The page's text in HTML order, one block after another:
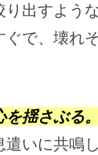
出すよう
で、壊れ
揺さぶる。
いに共鳴